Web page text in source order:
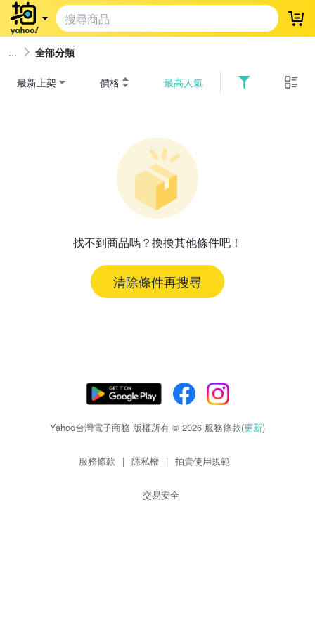
登
全部分類
最新上架 價格 最高人氣
找不到商品嗎？換換其他條件吧！
清除條件再搜尋
Yahoo台灣電子商務 版權所有 © 2026 服務條款(更新)
服務條款 | 隱私權 | 拍賣使用規範
交易安全